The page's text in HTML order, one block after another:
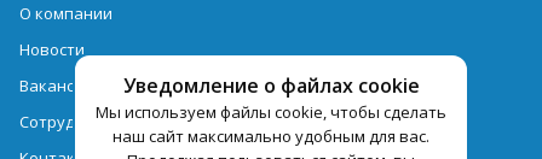
Уведомление о файлах cookie
Мы используем файлы cookie, чтобы сделать
наш сайт максимально удобным для вас.
О компании
Новости
Вакансии
Сотрудничество